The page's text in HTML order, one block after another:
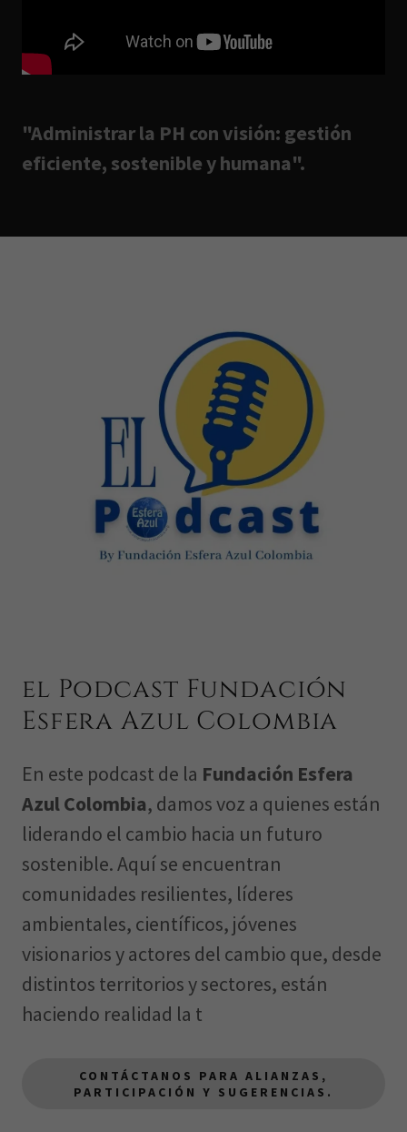
"Administrar la PH con visión: gestión
eficiente, sostenible y humana".
el Podcast Fundación
Esfera Azul Colombia
En este podcast de la Fundación Esfera
Azul Colombia, damos voz a quienes están
liderando el cambio hacia un futuro
sostenible. Aquí se encuentran
comunidades resilientes, líderes
ambientales, científicos, jóvenes
visionarios y actores del cambio que, desde
distintos territorios y sectores, están
haciendo realidad la t
CONTÁCTANOS PARA ALIANZAS,
PARTICIPACIÓN Y SUGERENCIAS.